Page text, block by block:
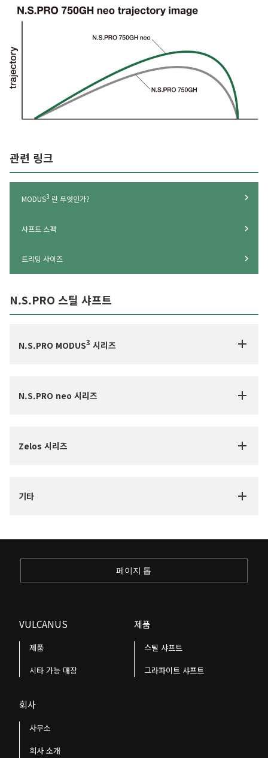
관련 링크
MODUS3 란 무엇인가?
샤프트 스팩
트리밍 사이즈
N.S.PRO 스틸 샤프트
N.S.PRO MODUS3 시리즈
N.S.PRO neo 시리즈
Zelos 시리즈
기타
페이지 톱
VULCANUS
제품
시타 가능 매장
제품
스틸 샤프트
그라파이트 샤프트
회사
사무소
회사 소개